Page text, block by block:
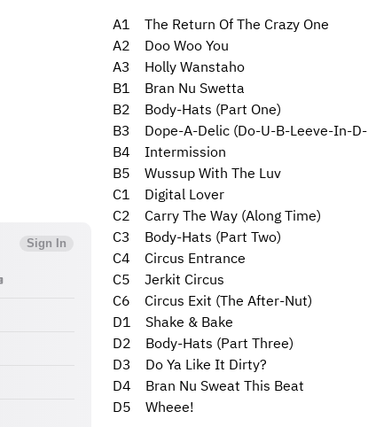
A1 The Return Of The Crazy One
A2 Doo Woo You
A3 Holly Wanstaho
B1 Bran Nu Swetta
B2 Body-Hats (Part One)
B3 Dope-A-Delic (Do-U-B-Leeve-In-D-
B4 Intermission
B5 Wussup With The Luv
C1 Digital Lover
C2 Carry The Way (Along Time)
C3 Body-Hats (Part Two)
C4 Circus Entrance
C5 Jerkit Circus
C6 Circus Exit (The After-Nut)
D1 Shake & Bake
D2 Body-Hats (Part Three)
D3 Do Ya Like It Dirty?
D4 Bran Nu Sweat This Beat
D5 Wheee!